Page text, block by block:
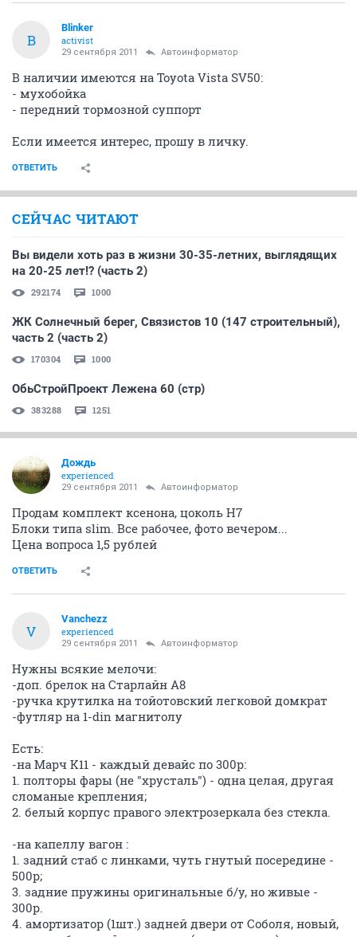
B
Blinker
activist
29 сентября 2011 Автоинформатор
В наличии имеются на Toyota Vista SV50:
- мухобойка
- передний тормозной суппорт
Если имеется интерес, прошу в личку.
ОТВЕТИТЬ
СЕЙЧАС ЧИТАЮТ
Вы видели хоть раз в жизни 30-35-летних, выглядящих
на 20-25 лет!? (часть 2)
292174 1000
ЖК Солнечный берег, Связистов 10 (147 строительный),
часть 2 (часть 2)
170304 1000
ОбьСтройПроект Лежена 60 (стр)
383288 1251
Дождь
experienced
29 сентября 2011 Автоинформатор
Продам комплект ксенона, цоколь H7
Блоки типа slim. Все рабочее, фото вечером...
Цена вопроса 1,5 рублей
ОТВЕТИТЬ
V
Vanchezz
experienced
29 сентября 2011 Автоинформатор
Нужны всякие мелочи:
-доп. брелок на Старлайн A8
-ручка крутилка на тойотовский легковой домкрат
-футляр на 1-din магнитолу
Есть:
-на Марч K11 - каждый девайс по 300р:
1. полторы фары (не "хрусталь") - одна целая, другая
сломаные крепления;
2. белый корпус правого электрозеркала без стекла.
-на капеллу вагон :
1. задний стаб с линками, чуть гнутый посередине -
500р;
3. задние пружины оригинальные б/у, но живые -
300р.
4. амортизатор (1шт.) задней двери от Соболя, новый,